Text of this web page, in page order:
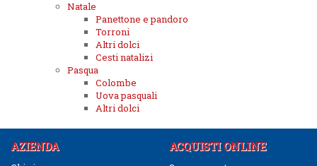
Natale
Panettone e pandoro
Torroni
Altri dolci
Cesti natalizi
Pasqua
Colombe
Uova pasquali
Altri dolci
AZIENDA ACQUISTI ONLINE